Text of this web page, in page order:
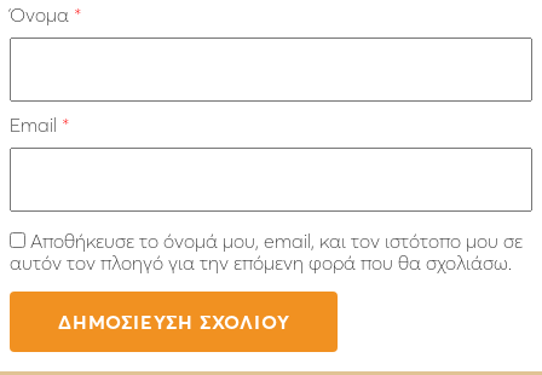
Όνομα *
Email *
Αποθήκευσε το όνομά μου, email, και τον ιστότοπο μου σε
αυτόν τον πλοηγό για την επόμενη φορά που θα σχολιάσω.